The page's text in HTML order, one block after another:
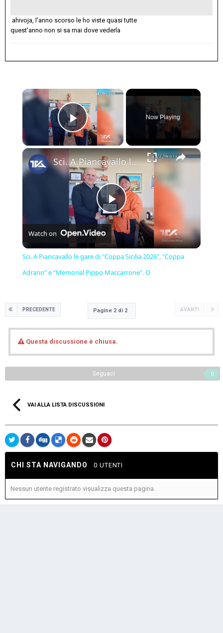
ahivoja, l'anno scorso le ho viste quasi tutte
quest'anno non si sa mai dove vederla
×
Play Video
Now Playing
×
Play
Video
Sci. A Piancavallo le gare di "Coppa Sicilia 2026", "Coppa Adrano” e “Memorial Pippo Maccarrone". O
Watch on
Sci. A Piancavallo le gare di "Coppa Sicilia 2026", "Coppa
Adrano” e “Memorial Pippo Maccarrone". O
PRECEDENTE AVANTI
Pagine 2 di 2
Questa discussione è chiusa.
Seguaci 0
VAI ALLA LISTA DISCUSSIONI
CHI STA NAVIGANDO 0 UTENTI
Nessun utente registrato visualizza questa pagina.